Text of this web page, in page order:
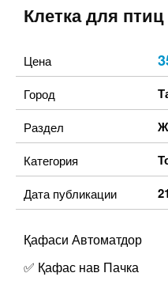
Клетка для
Цена
Город
Раздел
Категория
Дата публикации
Қафаси Автоматдор
✅ Қафас нав Пачка